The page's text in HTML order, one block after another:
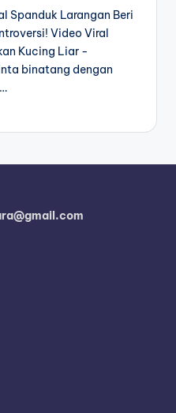
Spanduk Larangan Beri
Video Viral
Kucing Liar -
binatang dengan